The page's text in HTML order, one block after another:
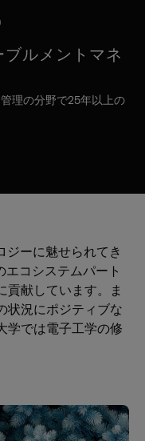
ルメントマネ
理の分野で25年以上の
ーに魅せられてき
コシステムパート
貢献しています。ま
状況にポジティブな
学では電子工学の修